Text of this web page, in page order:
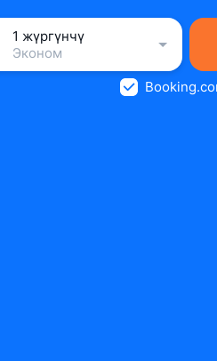
1 жүргүнчү
Эконом